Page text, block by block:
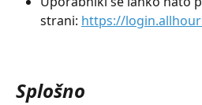
strani: https://
Splošno